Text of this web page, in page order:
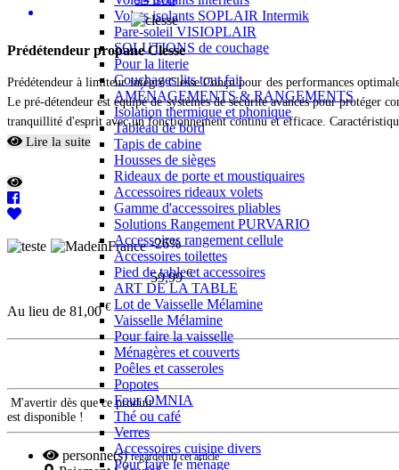
Volets isolants SOPLAIR Intermik
Pare-soleil VISIOPLAIR
SOLUTIONS de couchage
Pour la literie
Couchages lits tout fait
AMÉNAGEMENTS & RANGEMENTS
Isolation thermique et phonique
Tableau de bord
Tapis de cabine
Housses de sièges
Rideaux de porte et moustiquaires
Accessoires rideaux volets
Gamme d'accessoires pliables
Solutions Rangement PURVARIO
Accessoires rangement cellule
Accessoires toilettes
Pied de table et accessoires
ART DE LA TABLE
Lot de Vaisselle Mélamine
Vaisselle Mélamine
Pour faire la vaisselle
Ménagères et couverts
Poêles et casseroles
Popotes
Four OMNIA
Thé ou café
Verres
Accessoires cuisine divers
Pour faire le ménage
Prédétendeur propane Clesse
Prédétendeur à limiteur intégré Clesse Conçu pour des performances
Le pré-détendeur est équipé de systèmes de sécurité avancés pour protéger
tranquillité d'esprit avec un fonctionnement continu et efficace.
Lire la suite
-26%
59,99€
Au lieu de 81,00€
M'avertir dès que ce produit
est disponible !
personne(s)regarde(nt) cet article